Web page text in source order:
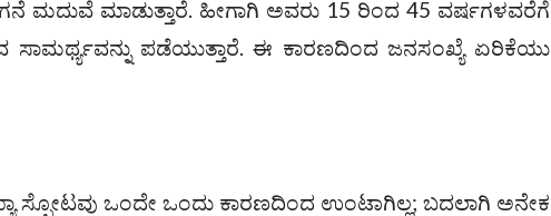
ಮದುವೆ ಮಾಡುತ್ತಾರೆ. ಹೀಗಾಗಿ ಅವರು 15 ರಿಂದ 45 ವರ್ಷಗಳವರೆಗೆ
ಸಾಮರ್ಥ್ಯವನ್ನು ಪಡೆಯುತ್ತಾರೆ. ಈ ಕಾರಣದಿಂದ ಜನಸಂಖ್ಯೆ ಏರಿಕೆಯು
ಸ್ಫೋಟವು ಒಂದೇ ಒಂದು ಕಾರಣದಿಂದ ಉಂಟಾಗಿಲ್ಲ; ಬದಲಾಗಿ ಅನೇಕ